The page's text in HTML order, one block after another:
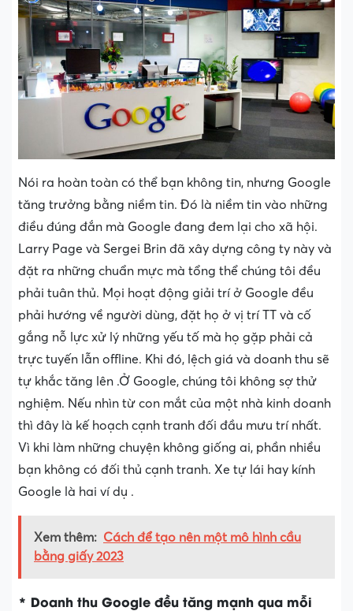
Nói ra hoàn toàn có thể bạn không tin, nhưng Google
tăng trưởng bằng niềm tin. Đó là niềm tin vào những
điều đúng đắn mà Google đang đem lại cho xã hội.
Larry Page và Sergei Brin đã xây dựng công ty này và
đặt ra những chuẩn mực mà tổng thể chúng tôi đều
phải tuân thủ. Mọi hoạt động giải trí ở Google đều
phải hướng về người dùng, đặt họ ở vị trí TT và cố
gắng nỗ lực xử lý những yếu tố mà họ gặp phải cả
trực tuyến lẫn offline. Khi đó, lệch giá và doanh thu sẽ
tự khắc tăng lên .Ở Google, chúng tôi không sợ thử
nghiệm. Nếu nhìn từ con mắt của một nhà kinh doanh
thì đây là kế hoạch cạnh tranh đối đầu mưu trí nhất.
Vì khi làm những chuyện không giống ai, phần nhiều
bạn không có đối thủ cạnh tranh. Xe tự lái hay kính
Google là hai ví dụ .
Xem thêm: Cách để tạo nên một mô hình cầu
bằng giấy 2023
* Doanh thu Google đều tăng mạnh qua mỗi